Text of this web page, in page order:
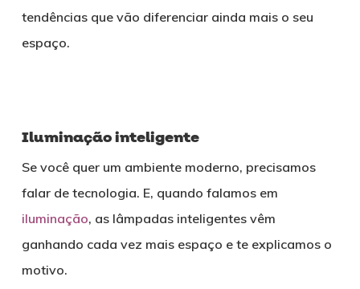
tendências que vão diferenciar ainda mais o seu
espaço.
Iluminação inteligente
Se você quer um ambiente moderno, precisamos
falar de tecnologia. E, quando falamos em
iluminação, as lâmpadas inteligentes vêm
ganhando cada vez mais espaço e te explicamos o
motivo.